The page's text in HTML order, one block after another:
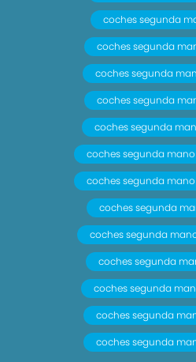
coches segunda
coches segunda
coches segunda
coches segunda
coches segunda
coches segunda
coches segunda
coches segunda
coches segunda
coches segunda
coches segunda
coches segunda
coches segunda